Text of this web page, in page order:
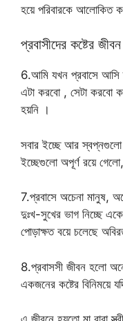
হয়ে পরিবারকে আলোকিত
প্রবাসীদের কষ্টের জীবন
6.আমি যখন প্রবাসে আসি
এটা করবো , সেটা
হয়নি ।
সবার ইচ্ছে আর
ইচ্ছেগুলো অপূর্ণ রয়ে
7.প্রবাসে অচেনা মানুষ,
দুঃখ-সুখের ভাগ নিচ্ছে
পোড়াক্ষত বয়ে চলেছে
8.প্রবাসসী জীবন হলো
একজনের কষ্টের বিনিময়ে